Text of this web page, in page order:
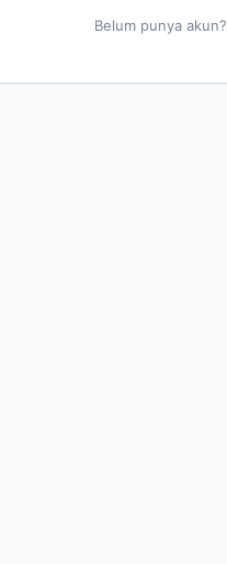
Belum punya akun?